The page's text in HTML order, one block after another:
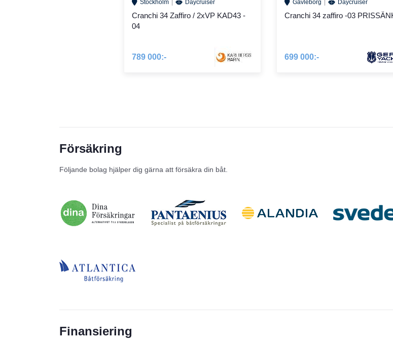
Stockholm Daycruiser
Cranchi 34 Zaffiro / 2xVP KAD43 -
04
789 000:-
Gävleborg Daycruiser
Cranchi 34 zaffiro -03
699 000:-
Försäkring
Följande bolag hjälper dig gärna att försäkra din båt.
Finansiering